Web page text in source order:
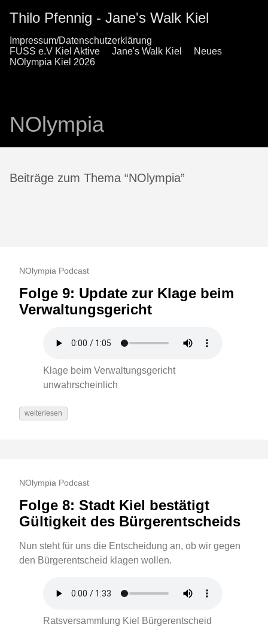
Thilo Pfennig - Jane's Walk Kiel
Impressum/Datenschutzerklärung
FUSS e.V Kiel Aktive
Jane's Walk Kiel
Neues
NOlympia Kiel 2026
NOlympia
Beiträge zum Thema “NOlympia”
NOlympia Podcast
Folge 9: Update zur Klage beim
Verwaltungsgericht
Klage beim Verwaltungsgericht
unwahrscheinlich
weiterlesen
NOlympia Podcast
Folge 8: Stadt Kiel bestätigt
Gültigkeit des Bürgerentscheids
Nun steht für uns die Entscheidung an, ob wir gegen
den Bürgerentscheid klagen wollen.
Ratsversammlung Kiel Bürgerentscheid